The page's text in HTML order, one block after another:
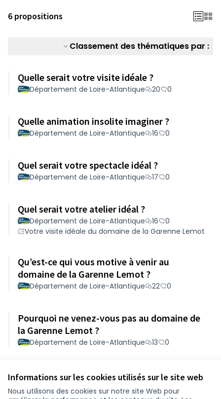
Informations sur les cookies utilisés sur le site web
Nous utilisons des cookies sur notre site Web pour
6 propositions
Classement des thématiques par :
Quelle serait votre visite idéale ?
Département de Loire-Atlantique 20 0
Quelle animation insolite imaginer ?
Département de Loire-Atlantique 16 0
Quel serait votre spectacle idéal ?
Département de Loire-Atlantique 17 0
Quel serait votre atelier idéal ?
Département de Loire-Atlantique 16
0
Votre visite idéale du domaine de la Garenne Lemot
Qu’est-ce qui vous motive à venir au
domaine de la Garenne Lemot ?
Département de Loire-Atlantique 22 0
Pourquoi ne venez-vous pas au domaine de
la Garenne Lemot ?
Département de Loire-Atlantique 13 0